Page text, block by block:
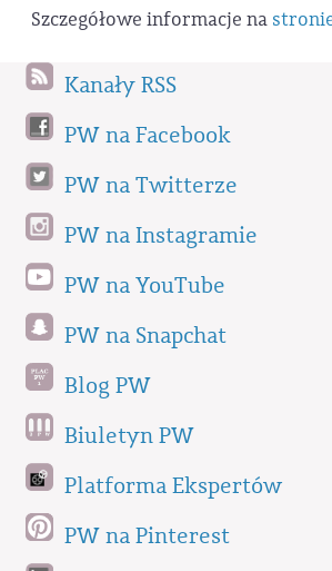
Szczegółowe informacje na
Kanały RSS
PW na Facebook
PW na Twitterze
PW na Instagramie
PW na YouTube
PW na Snapchat
Blog PW
Biuletyn PW
Platforma Ekspertów
PW na Pinterest